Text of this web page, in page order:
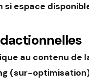
si espace
au contenu de
(sur-